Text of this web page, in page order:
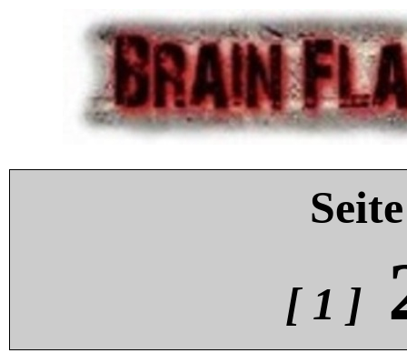
[ 1 ]